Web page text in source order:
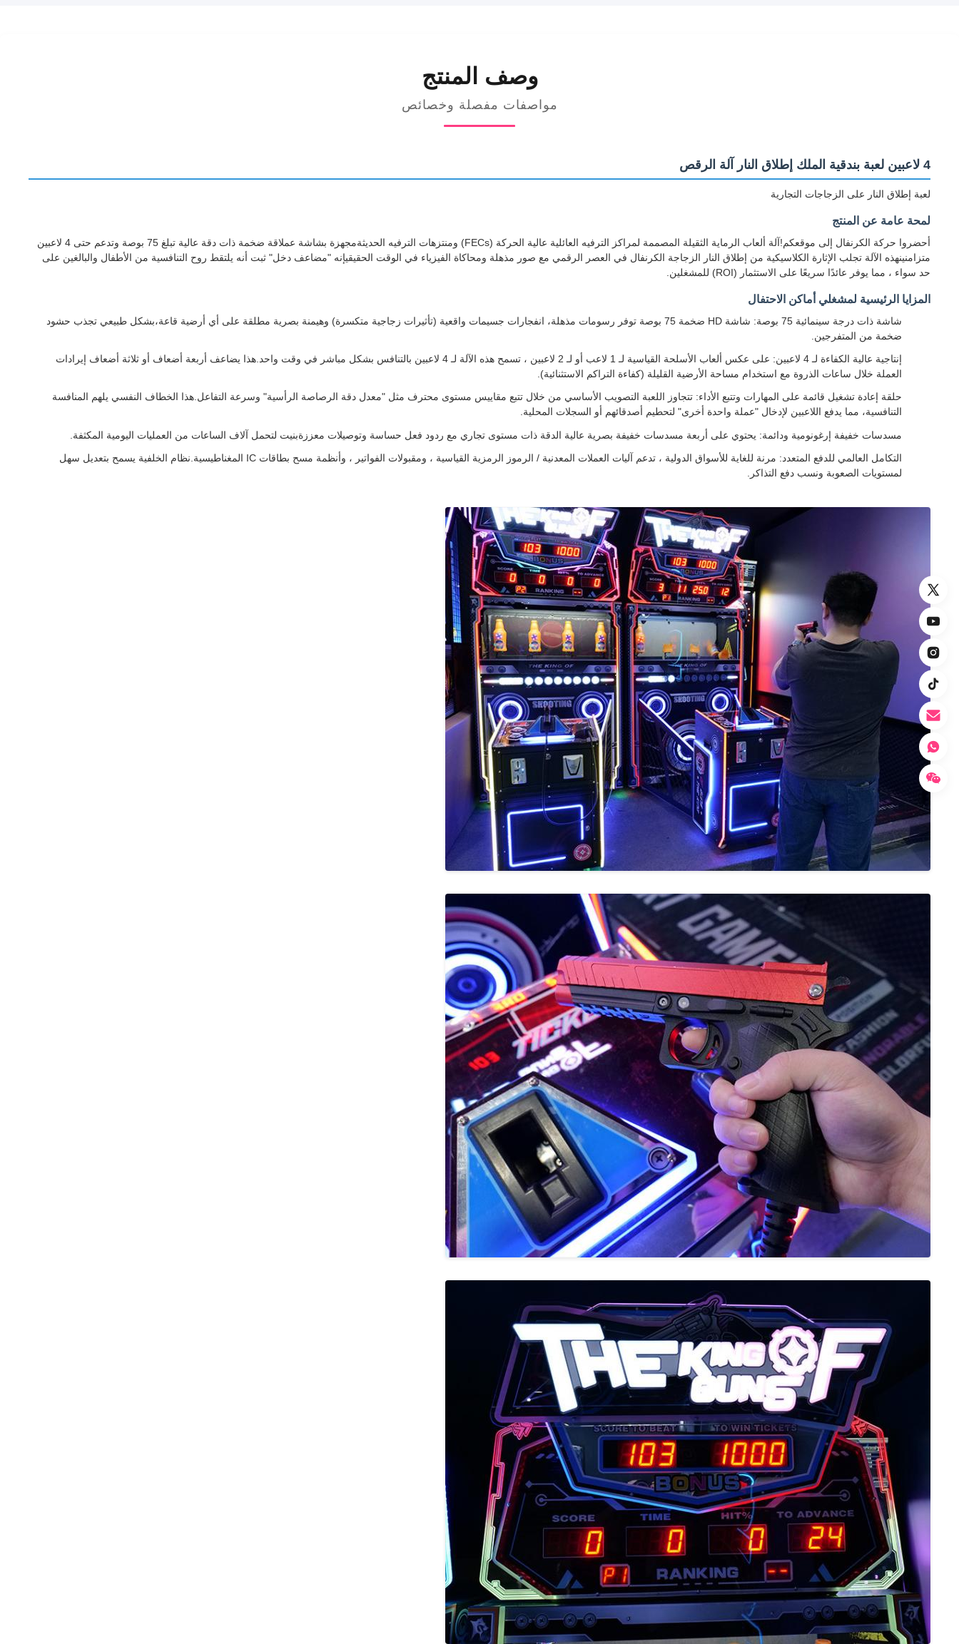
وصف المنتج
مواصفات مفصلة وخصائص
4 لاعبين لعبة بندقية الملك إطلاق النار آلة الرقص
لعبة إطلاق النار على الزجاجات التجارية
لمحة عامة عن المنتج
أحضروا حركة الكرنفال إلى موقعكم!آلة ألعاب الرماية الثقيلة المصممة لمراكز الترفيه العائلية عالية الحركة (FECs) ومنتزهات الترفيه الحديثةمجهزة بشاشة عملاقة ضخمة ذات دقة عالية تبلغ 75 بوصة وتدعم حتى 4 لاعبين
متزامنينهذه الآلة تجلب الإثارة الكلاسيكية من إطلاق النار الزجاجة الكرنفال في العصر الرقمي مع صور مذهلة ومحاكاة الفيزياء في الوقت الحقيقيإنه "مضاعف دخل" ثبت أنه يلتقط روح التنافسية من الأطفال والبالغين على
حد سواء ، مما يوفر عائدًا سريعًا على الاستثمار (ROI) للمشغلين.
المزايا الرئيسية لمشغلي أماكن الاحتفال
شاشة ذات درجة سينمائية 75 بوصة: شاشة HD ضخمة 75 بوصة توفر رسومات مذهلة، انفجارات جسيمات واقعية (تأثيرات زجاجية متكسرة) وهيمنة بصرية مطلقة على أي أرضية قاعة،بشكل طبيعي تجذب حشود
ضخمة من المتفرجين.
إنتاجية عالية الكفاءة لـ 4 لاعبين: على عكس ألعاب الأسلحة القياسية لـ 1 لاعب أو لـ 2 لاعبين ، تسمح هذه الآلة لـ 4 لاعبين بالتنافس بشكل مباشر في وقت واحد.هذا يضاعف أربعة أضعاف أو ثلاثة أضعاف إيرادات
العملة خلال ساعات الذروة مع استخدام مساحة الأرضية القليلة (كفاءة التراكم الاستثنائية).
حلقة إعادة تشغيل قائمة على المهارات وتتبع الأداء: تتجاوز اللعبة التصويب الأساسي من خلال تتبع مقاييس مستوى محترف مثل "معدل دقة الرصاصة الرأسية" وسرعة التفاعل.هذا الخطاف النفسي يلهم المنافسة
التنافسية، مما يدفع اللاعبين لإدخال "عملة واحدة أخرى" لتحطيم أصدقائهم أو السجلات المحلية.
مسدسات خفيفة إرغونومية ودائمة: يحتوي على أربعة مسدسات خفيفة بصرية عالية الدقة ذات مستوى تجاري مع ردود فعل حساسة وتوصيلات معززةبنيت لتحمل آلاف الساعات من العمليات اليومية المكثفة.
التكامل العالمي للدفع المتعدد: مرنة للغاية للأسواق الدولية ، تدعم آليات العملات المعدنية / الرموز الرمزية القياسية ، ومقبولات الفواتير ، وأنظمة مسح بطاقات IC المغناطيسية.نظام الخلفية يسمح بتعديل سهل
لمستويات الصعوبة ونسب دفع التذاكر.